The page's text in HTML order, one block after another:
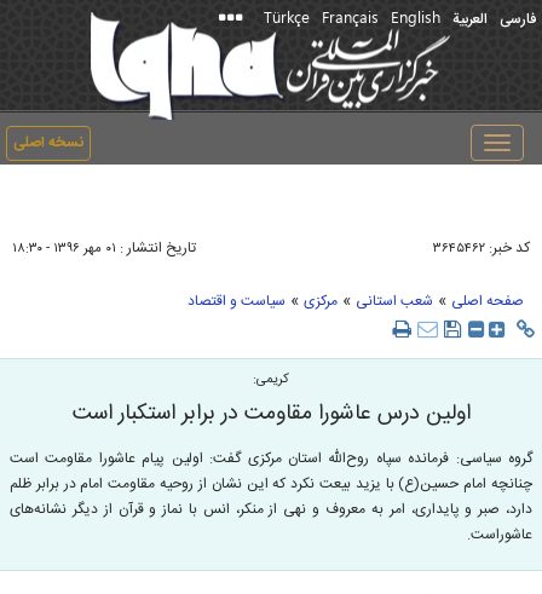
فارسی العربیة English
Français
Türkçe
نسخه اصلی
Toggle
navigation
کد خبر: ۳۶۴۵۴۶۲ تاریخ انتشار : ۰۱ مهر ۱۳۹۶ - ۱۸:۳۰
صفحه اصلی » شعب استانی » مرکزی » سیاست و اقتصاد
کریمی:
اولین درس عاشورا مقاومت در برابر استکبار است
گروه سیاسی: فرمانده سپاه روح‌الله استان مرکزی گفت: اولین پیام عاشورا مقاومت است
چنانچه امام حسین(ع) با یزید بیعت نکرد که این نشان از روحیه مقاومت امام در برابر ظلم
دارد، صبر و پایداری، امر به معروف و نهی از منکر، انس با نماز و قرآن از دیگر نشانه‌های
عاشوراست.